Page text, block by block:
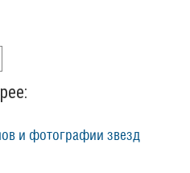
и фотографии звезд